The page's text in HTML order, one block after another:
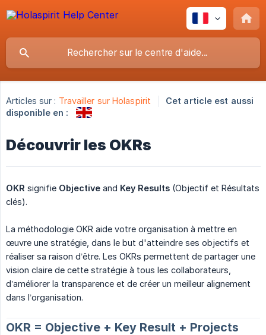
Articles sur : Travailler sur Holaspirit
Cet article est aussi
disponible en :
Découvrir les OKRs
OKR signifie Objective and Key Results (Objectif et Résultats
clés).
La méthodologie OKR aide votre organisation à mettre en
œuvre une stratégie, dans le but d'atteindre ses objectifs et
réaliser sa raison d’être. Les OKRs permettent de partager une
vision claire de cette stratégie à tous les collaborateurs,
d’améliorer la transparence et de créer un meilleur alignement
dans l’organisation.
OKR = Objective + Key Result + Projects